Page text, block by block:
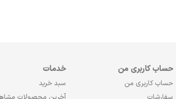
حساب کاربری من
حساب کاربری من
خدمات
سبد خرید